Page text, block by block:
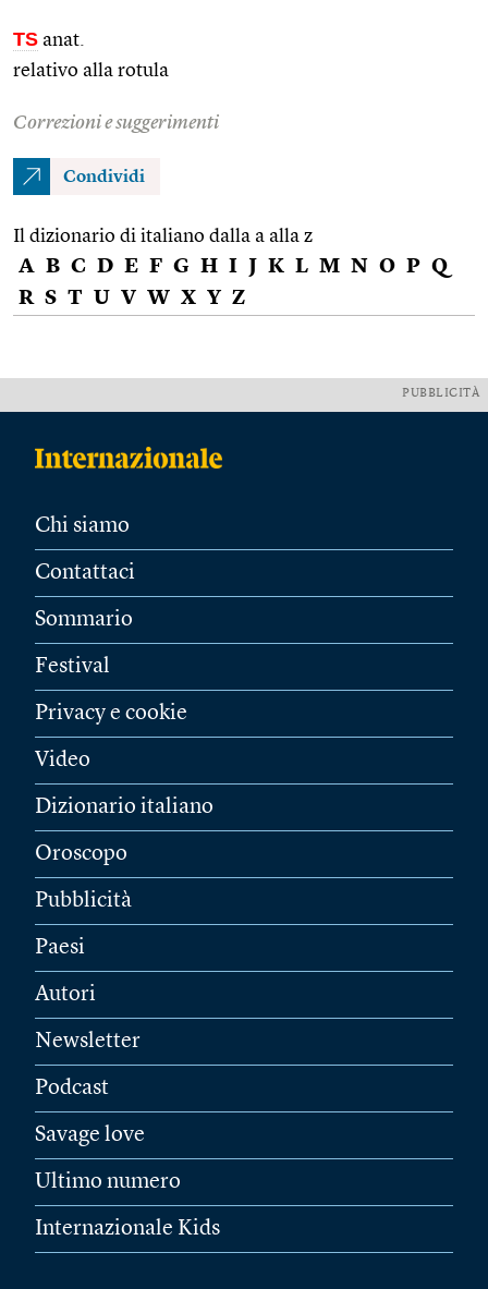
TS anat.
relativo alla rotula
Correzioni e suggerimenti
Condividi
Il dizionario di italiano dalla a alla z
A B C D E F G H I J K L M N O P Q
R S T U V W X Y Z
PUBBLICITÀ
Chi siamo
Contattaci
Sommario
Festival
Privacy e cookie
Video
Dizionario italiano
Oroscopo
Pubblicità
Paesi
Autori
Newsletter
Podcast
Savage love
Ultimo numero
Internazionale Kids